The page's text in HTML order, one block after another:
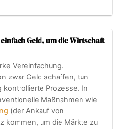
Geld, um die Wirtschaft
Vereinfachung.
zwar Geld schaffen, tun
kontrollierte Prozesse. In
Maßnahmen wie
(der Ankauf von
kommen, um die Märkte zu